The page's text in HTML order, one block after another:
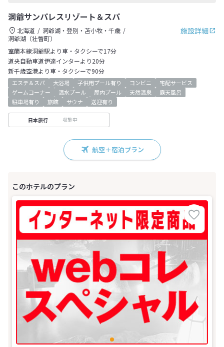
洞爺サンパレスリゾート＆スパ
施設詳細
北海道
洞爺湖・登別・苫小牧・千歳
洞爺湖（壮瞥町）
室蘭本線洞爺駅より車・タクシーで17分
道央自動車道伊達インターより20分
新千歳空港より車・タクシーで90分
エステ＆スパ 大浴場 子供用プール有り コンビニ
宅配サービス
ゲームコーナー
温水プール 屋内プール 天然温泉
露天風呂
駐車場有り
旅館 サウナ 送迎有り
日本旅行 収集中
航空＋宿泊プラン